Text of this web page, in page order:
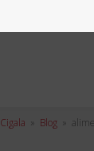
Cigala » Blog »